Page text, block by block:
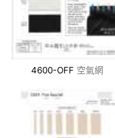
4600-OFF 空氣網